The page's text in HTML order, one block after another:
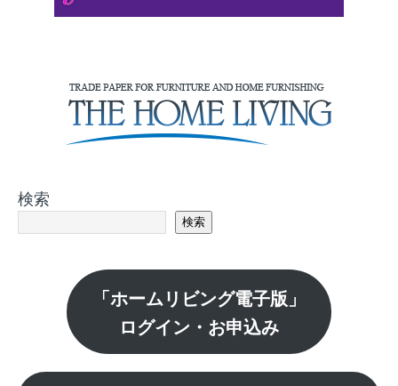
検索
検索
「ホームリビング電子版」
ログイン・お申込み